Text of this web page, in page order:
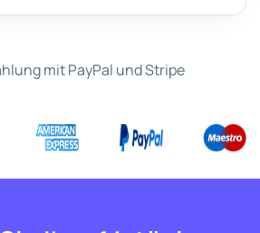
mit PayPal und Stripe